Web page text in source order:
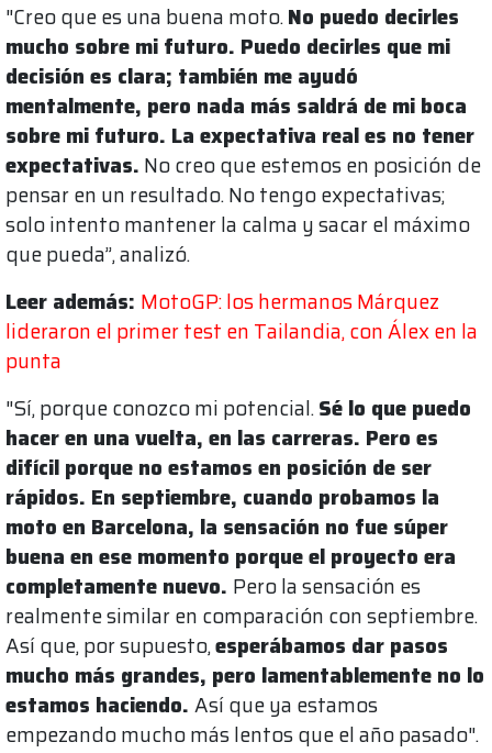
"Creo que es una buena moto.No puedo decirles
mucho sobre mi futuro. Puedo decirles que mi
decisión es clara; también me ayudó
mentalmente, pero nada más saldrá de mi boca
sobre mi futuro. La expectativa real es no tener
expectativas. No creo que estemos en posición de
pensar en un resultado. No tengo expectativas;
solo intento mantener la calma y sacar el máximo
que pueda”, analizó.
Leer además: MotoGP: los hermanos Márquez
lideraron el primer test en Tailandia, con Álex en la
punta
"Sí, porque conozco mi potencial.Sé lo que puedo
hacer en una vuelta, en las carreras. Pero es
difícil porque no estamos en posición de ser
rápidos. En septiembre, cuando probamos la
moto en Barcelona, la sensación no fue súper
buena en ese momento porque el proyecto era
completamente nuevo. Pero la sensación es
realmente similar en comparación con septiembre.
Así que, por supuesto,esperábamos dar pasos
mucho más grandes, pero lamentablemente no lo
estamos haciendo. Así que ya estamos
empezando mucho más lentos que el año pasado".